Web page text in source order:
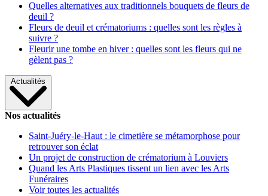
Quelles alternatives aux traditionnels bouquets de fleurs de
deuil ?
Fleurs de deuil et crématoriums : quelles sont les règles à
suivre ?
Fleurir une tombe en hiver : quelles sont les fleurs qui ne
gèlent pas ?
Actualités
Nos actualités
Saint-Juéry-le-Haut : le cimetière se métamorphose pour
retrouver son éclat
Un projet de construction de crématorium à Louviers
Quand les Arts Plastiques tissent un lien avec les Arts
Funéraires
Voir toutes les actualités